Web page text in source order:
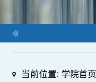
当前位置: 学院首页